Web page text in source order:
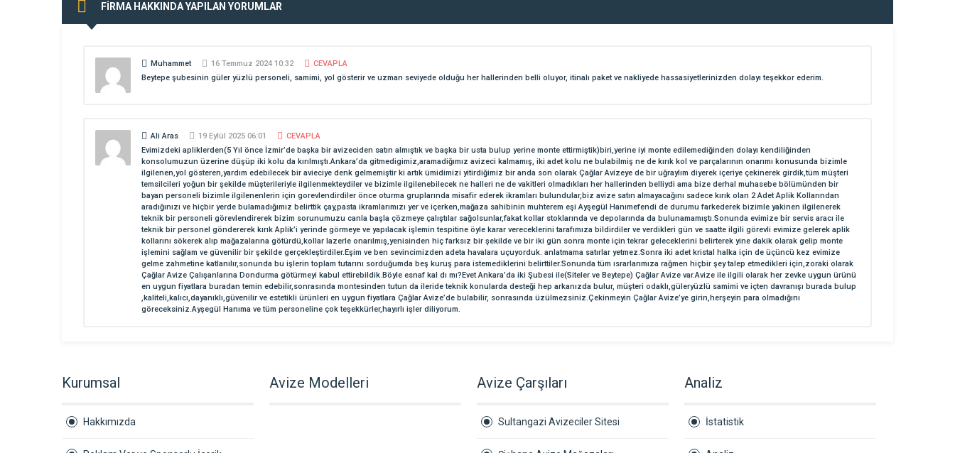
FİRMA HAKKINDA YAPILAN YORUMLAR
Muhammet 16 Temmuz 2024 10:32
CEVAPLA
Beytepe şubesinin güler yüzlü personeli, samimi, yol gösterir ve uzman seviyede olduğu her hallerinden belli oluyor, itinalı paket ve nakliyede hassasiyetlerinizden dolayı teşekkor ederim.
Ali Aras 19 Eylül 2025 06:01
CEVAPLA
Evimizdeki apliklerden(5 Yıl önce İzmir’de başka bir avizeciden satın almıştık ve başka bir usta bulup yerine monte ettirmiştik)biri,yerine iyi monte edilemediğinden dolayı kendiliğinden
konsolumuzun üzerine düşüp iki kolu da kırılmıştı.Ankara’da gitmedigimiz,aramadiğımız avizeci kalmamış, iki adet kolu ne bulabilmiş ne de kırık kol ve parçalarının onarımı konusunda bizimle
ilgilenen,yol gösteren,yardım edebilecek bir avieciye denk gelmemiştir ki artık ümidimizi yitirdiğimiz bir anda son olarak Çağlar Avizeye de bir uğraylım diyerek içeriye çekinerek girdik,tüm müşteri
temsilcileri yoğun bir şekilde müşterileriyle ilgilenmekteydiler ve bizimle ilgilenebilecek ne halleri ne de vakitleri olmadıkları her hallerinden belliydi ama bize derhal muhasebe bölümünden bir
bayan personeli bizimle ilgilenenlerin için gorevlendirdiler önce oturma gruplarında misafir ederek ikramları bulundular,biz avize satın almayacağını sadece kırık olan 2 Adet Aplik Kollarından
aradığınızı ve hiçbir yerde bulamadığımız belirttik çay,pasta ikramlarımızı yer ve içerken,mağaza sahibinin muhterem eşi Ayşegül Hanımefendi de durumu farkederek bizimle yakinen ilgilenerek
teknik bir personeli görevlendirerek bizim sorunumuzu canla başla çözmeye çalıştılar sağolsunlar,fakat kollar stoklarında ve depolarında da bulunamamıştı.Sonunda evimize bir servis aracı ile
teknik bir personel göndererek kırık Aplik’i yerinde görmeye ve yapılacak işlemin tespitine öyle karar vereceklerini tarafımıza bildirdiler ve verdikleri gün ve saatte ilgili görevli evimize gelerek aplik
kollarını sökerek alıp mağazalarına götürdü,kollar lazerle onarılmış,yenisinden hiç farksız bir şekilde ve bir iki gün sonra monte için tekrar geleceklerini belirterek yine dakik olarak gelip monte
işlemini sağlam ve güvenilir bir şekilde gerçekleştirdiler.Eşim ve ben sevincimizden adeta havalara uçuyorduk. anlatmama satırlar yetmez.Sonra iki adet kristal halka için de üçüncü kez evimize
gelme zahmetine katlanılır,sonunda bu işlerin toplam tutarını sorduğumda beş kuruş para istemediklerini belirttiler.Sonunda tüm ısrarlarımıza rağmen hiçbir şey talep etmedikleri için,zoraki olarak
Çağlar Avize Çalışanlarına Dondurma götürmeyi kabul ettirebildik.Böyle esnaf kal dı mı?Evet Ankara’da iki Şubesi ile(Siteler ve Beytepe) Çağlar Avize var.Avize ile ilgili olarak her zevke uygun ürünü
en uygun fiyatlara buradan temin edebilir,sonrasında montesinden tutun da ileride teknik konularda desteği hep arkanızda bulur, müşteri odaklı,güleryüzlü samimi ve içten davranışı burada bulup
,kaliteli,kalıcı,dayanıklı,güvenilir ve estetikli ürünleri en uygun fiyatlara Çağlar Avize’de bulabilir, sonrasında üzülmezsiniz.Çekinmeyin Çağlar Avize’ye girin,herşeyin para olmadığını
göreceksiniz.Ayşegül Hanıma ve tüm personeline çok teşekkürler,hayırlı işler diliyorum.
Kurumsal
Hakkımızda
Avize Modelleri Avize Çarşıları
Sultangazi Avizeciler Sitesi
Analiz
İstatistik